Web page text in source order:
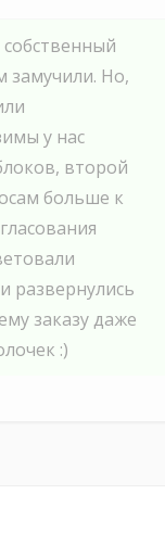
замучили. Но,
у нас
второй
больше к
развернулись
заказу даже
:)